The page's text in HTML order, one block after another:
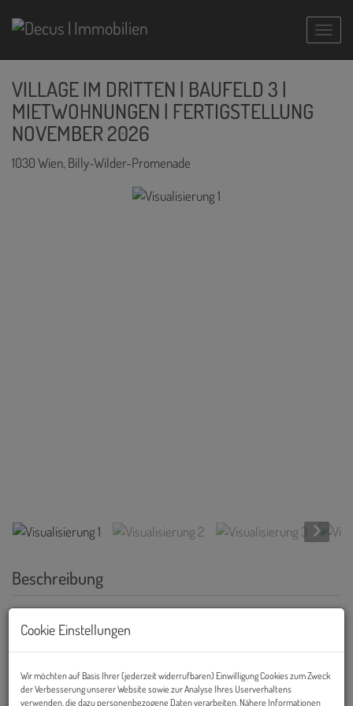
VILLAGE IM DRITTEN | BAUFELD 3 |
MIETWOHNUNGEN | FERTIGSTELLUNG
NOVEMBER 2026
1030 Wien, Billy-Wilder-Promenade
Visualisierung 1
Beschreibung
Im dritten Wiener Gemeindebezirk entsteht mit dem VILLAGE IM
Cookie Einstellungen
Wir möchten auf Basis Ihrer (jederzeit widerrufbaren) Einwilligung Cookies zum Zweck
der Verbesserung unserer Website sowie zur Analyse Ihres Userverhaltens
verwenden, die dazu personenbezogene Daten verarbeiten. Nähere Informationen